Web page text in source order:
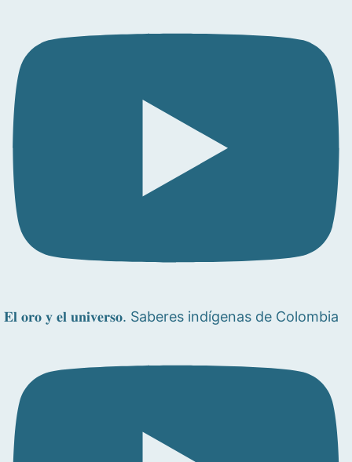
𝐄𝐥 𝐨𝐫𝐨 𝐲 𝐞𝐥 𝐮𝐧𝐢𝐯𝐞𝐫𝐬𝐨. Saberes indígenas de Colombia